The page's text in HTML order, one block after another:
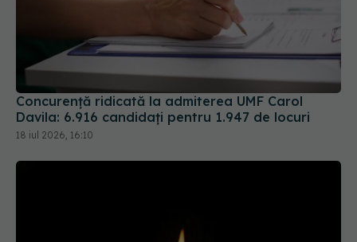
Concurență ridicată la admiterea UMF Carol
Davila: 6.916 candidați pentru 1.947 de locuri
18 iul 2026, 16:10